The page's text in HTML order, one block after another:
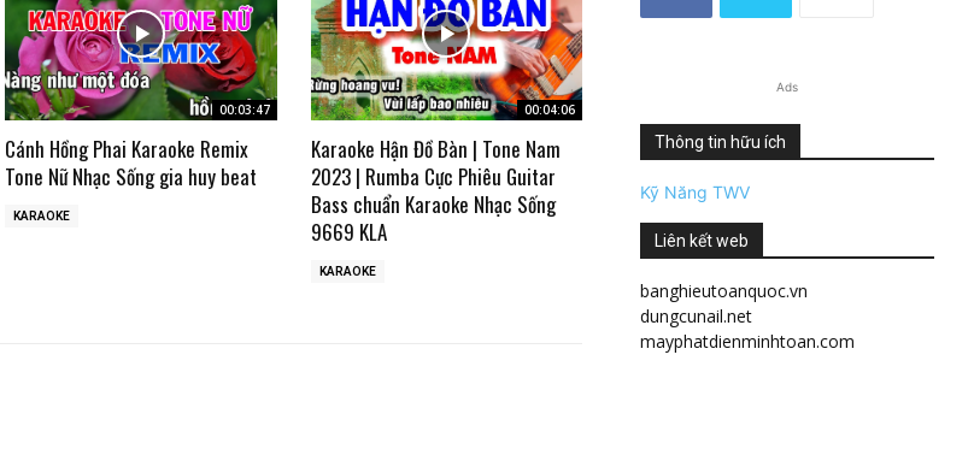
00:03:47
Cánh Hồng Phai Karaoke Remix
Tone Nữ Nhạc Sống gia huy beat
KARAOKE
00:04:06
Karaoke Hận Đồ Bàn | Tone Nam
2023 | Rumba Cực Phiêu Guitar
Bass chuẩn Karaoke Nhạc Sống
9669 KLA
KARAOKE
Ads
Thông tin hữu ích
Kỹ Năng TWV
Liên kết web
banghieutoanquoc.vn
dungcunail.net
mayphatdienminhtoan.com